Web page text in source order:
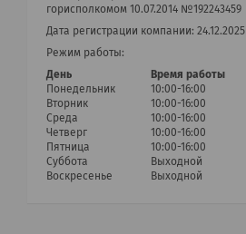
горисполкомом 10.07.2014 №192243459
Дата регистрации компании: 24.12.2025
Режим работы:
День
Время работы
Понедельник
10:00-16:00
Вторник
10:00-16:00
Среда
10:00-16:00
Четверг
10:00-16:00
Пятница
10:00-16:00
Суббота
Выходной
Воскресенье
Выходной